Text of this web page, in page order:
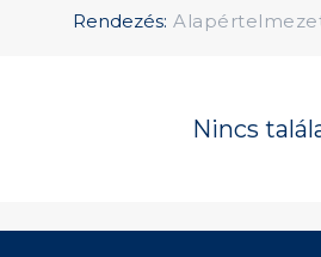
Rendezés:
Nincs